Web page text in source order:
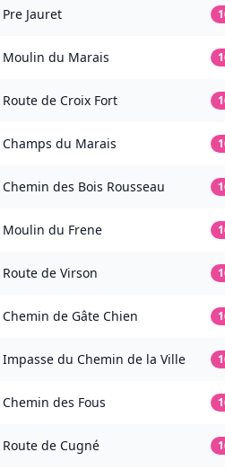
Pre Jauret
Moulin du Marais
Route de Croix Fort
Champs du Marais
Chemin des Bois Rousseau
Moulin du Frene
Route de Virson
Chemin de Gâte Chien
Impasse du Chemin de la Ville
Chemin des Fous
Route de Cugné